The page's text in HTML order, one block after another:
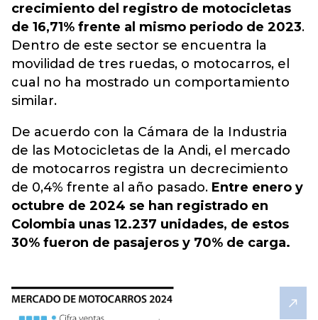
crecimiento del registro de motocicletas
de 16,71% frente al mismo periodo de 2023.
Dentro de este sector se encuentra la
movilidad de tres ruedas, o motocarros, el
cual no ha mostrado un comportamiento
similar.
De acuerdo con la Cámara de la Industria
de las Motocicletas de la Andi, el mercado
de motocarros registra un decrecimiento
de 0,4% frente al año pasado. Entre enero y
octubre de 2024 se han registrado en
Colombia unas 12.237 unidades, de estos
30% fueron de pasajeros y 70% de carga.